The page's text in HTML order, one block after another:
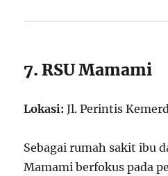
7. RSU Mamami
Lokasi: Jl. Perintis
Sebagai rumah sakit ibu
Mamami berfokus pada